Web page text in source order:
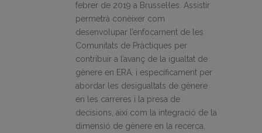
febrer de 2019 a Brussel·les. Assistir
permetrà conèixer com
desenvolupar l’enfocament de les
Comunitats de Pràctiques per
contribuir a l’avanç de la igualtat de
gènere en ERA, i específicament per
abordar les desigualtats de gènere
en les carreres i la presa de
decisions, així com la integració de la
dimensió de gènere en la recerca.